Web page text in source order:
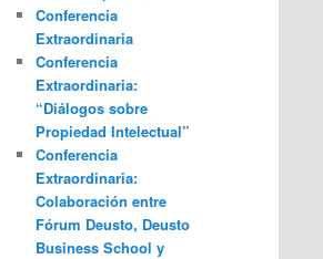
Conferencia
Extraordinaria
Conferencia
Extraordinaria:
“Diálogos sobre
Propiedad Intelectual”
Conferencia
Extraordinaria:
Colaboración entre
Fórum Deusto, Deusto
Business School y